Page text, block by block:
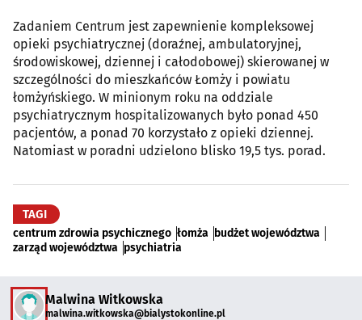
Zadaniem Centrum jest zapewnienie kompleksowej
opieki psychiatrycznej (doraźnej, ambulatoryjnej,
środowiskowej, dziennej i całodobowej) skierowanej w
szczególności do mieszkańców Łomży i powiatu
łomżyńskiego. W minionym roku na oddziale
psychiatrycznym hospitalizowanych było ponad 450
pacjentów, a ponad 70 korzystało z opieki dziennej.
Natomiast w poradni udzielono blisko 19,5 tys. porad.
TAGI
centrum zdrowia psychicznego łomża budżet województwa
zarząd województwa psychiatria
Malwina Witkowska
malwina.witkowska@bialystokonline.pl